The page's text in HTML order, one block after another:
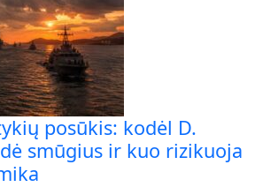
posūkis: kodėl D.
smūgius ir kuo rizikuoja